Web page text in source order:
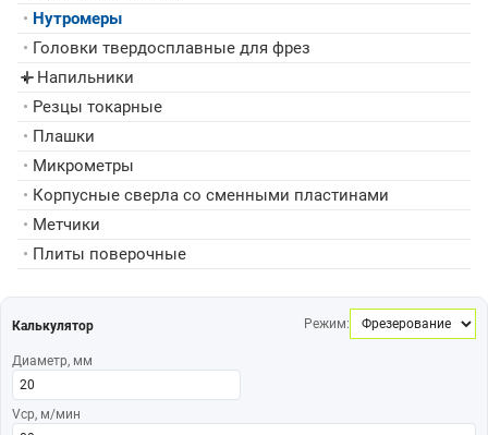
• Нутромеры
• Головки твердосплавные для фрез
▸ Напильники
• Резцы токарные
• Плашки
• Микрометры
• Корпусные сверла со сменными пластинами
• Метчики
• Плиты поверочные
Калькулятор Режим:
Диаметр, мм
Vср, м/мин